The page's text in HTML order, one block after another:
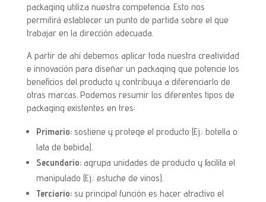
packaging utiliza nuestra competencia. Esto nos
permitirá establecer un punto de partida sobre el que
trabajar en la dirección adecuada.
A partir de ahí debemos aplicar toda nuestra creatividad
e innovación para diseñar un packaging que potencie los
beneficios del producto y contribuya a diferenciarlo de
otras marcas. Podemos resumir los diferentes tipos de
packaging existentes en tres:
Primario:sostiene y protege el producto (Ej.: botella o
lata de bebida).
Secundario:agrupa unidades de producto y facilita el
manipulado (Ej.: estuche de vinos).
Terciario:su principal función es hacer atractivo el